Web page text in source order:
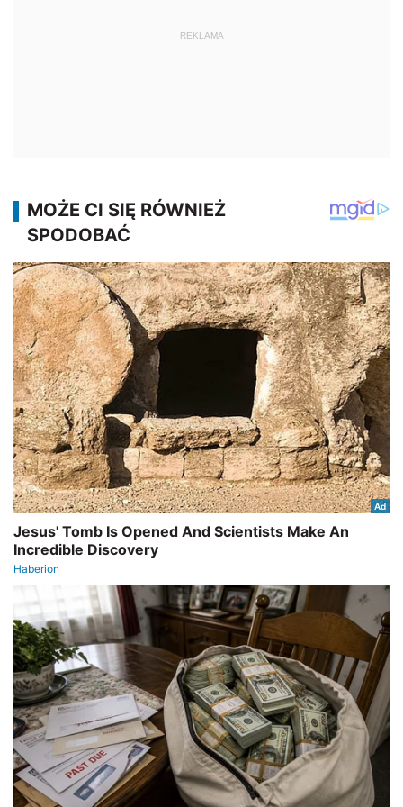
REKLAMA